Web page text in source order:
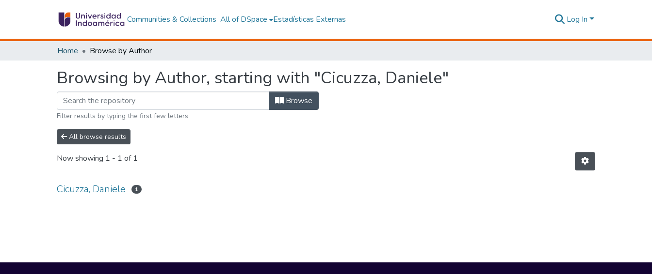
Communities & Collections All of DSpace Estadísticas Externas Log In
Home Browse by Author
Browsing by Author, starting with "Cicuzza, Daniele"
Browse
Filter results by typing the first few letters
All browse results
Now showing 1 - 1 of 1
Cicuzza, Daniele 1